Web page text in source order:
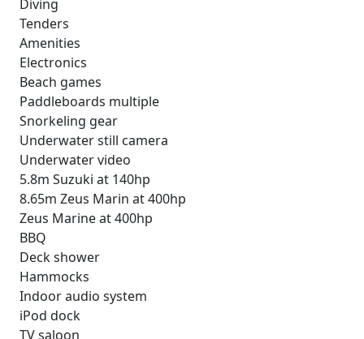
Diving
Tenders
Amenities
Electronics
Beach games
Paddleboards multiple
Snorkeling gear
Underwater still camera
Underwater video
5.8m Suzuki at 140hp
8.65m Zeus Marin at 400hp
Zeus Marine at 400hp
BBQ
Deck shower
Hammocks
Indoor audio system
iPod dock
TV saloon